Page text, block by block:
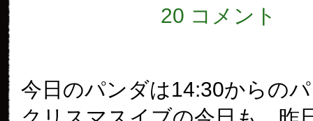
20 コメント
今日のパンダは14:30からの